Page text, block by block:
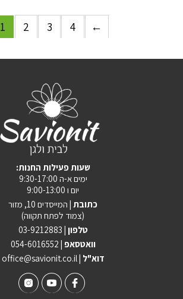
1 2 3 4 ←
:שעות פעילות החנות
ימים א-ה 9:30-17:00
יום ו 9:00-13:00
כתובת | המייסדים 10, מזור
(צמוד לפתח תקווה)
טלפון | 03-9212883
וואטסאפ | 054-6016552
office@savionit.co.il | דוא"ל